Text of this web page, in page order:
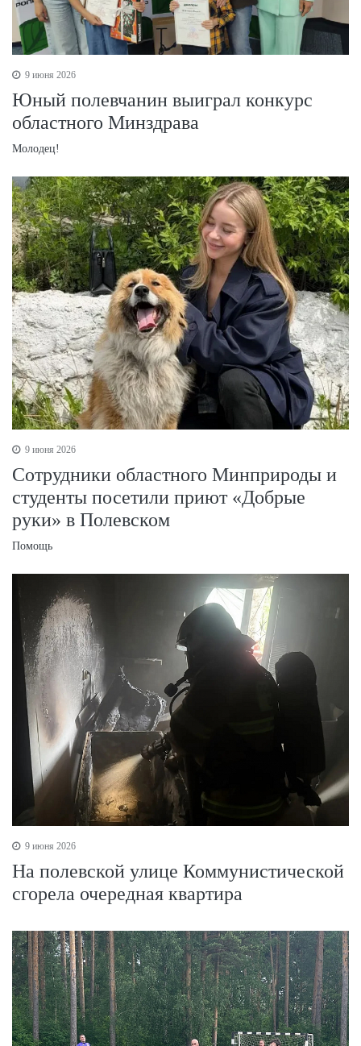
9 июня 2026
Юный полевчанин выиграл конкурс
областного Минздрава
Молодец!
9 июня 2026
Сотрудники областного Минприроды и
студенты посетили приют «Добрые
руки» в Полевском
Помощь
9 июня 2026
На полевской улице Коммунистической
сгорела очередная квартира